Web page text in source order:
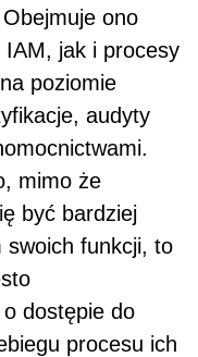
Obejmuje ono
jak i procesy
poziomie
audyty
mimo że
być bardziej
swoich funkcji, to
dostępie do
procesu ich